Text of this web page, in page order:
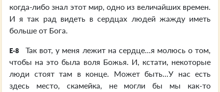
когда-либо знал этот мир, одно из величайших времен.
И я так рад видеть в сердцах людей жажду иметь
больше от Бога.
E-8
Так вот, у меня лежит на сердце...я молюсь о том,
чтобы на это была воля Божья. И, кстати, некоторые
люди стоят там в конце. Может быть...У нас есть
здесь место, скамейка, не могли бы мы как-то